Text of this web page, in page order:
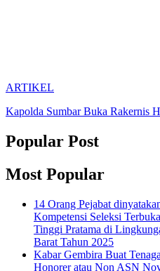
ARTIKEL
Kapolda Sumbar Buka Rakernis
Popular Post
Most Popular
14 Orang Pejabat
Kompetensi Seleksi
Tinggi Pratama di
Barat Tahun 2025
Kabar Gembira Buat
Honorer atau Non ASN